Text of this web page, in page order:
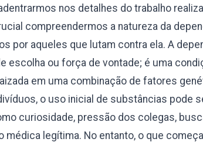
nos detalhes do trabalho
compreendermos a natureza da
por aqueles que lutam contra ela. A
escolha ou força de vontade; é uma
em uma combinação de fatores
o uso inicial de substâncias pode
curiosidade, pressão dos colegas,
médica legítima. No entanto, o que